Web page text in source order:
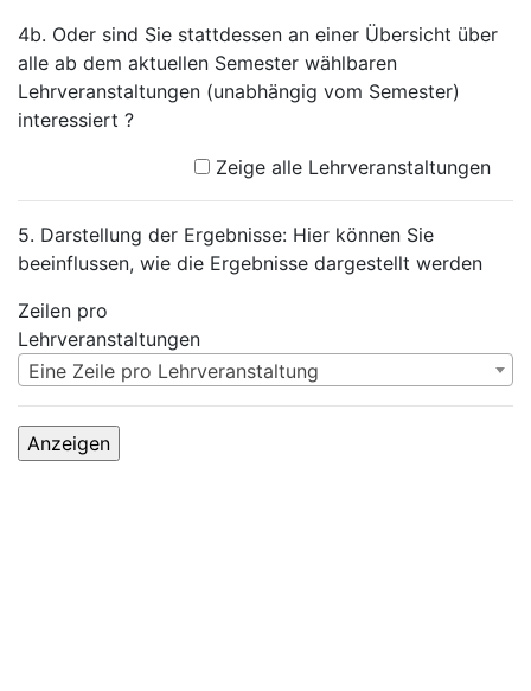
4b. Oder sind Sie stattdessen an einer Übersicht über
alle ab dem aktuellen Semester wählbaren
Lehrveranstaltungen (unabhängig vom Semester)
interessiert ?
Zeige alle Lehrveranstaltungen
5. Darstellung der Ergebnisse: Hier können Sie
beeinflussen, wie die Ergebnisse dargestellt werden
Zeilen pro
Lehrveranstaltungen
Eine Zeile pro Lehrveranstaltung